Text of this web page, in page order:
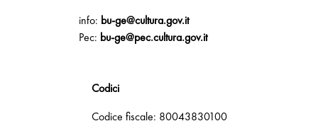
info: bu-ge@cultura.gov.it
Pec: bu-ge@pec.cultura.gov.it
Codici
Codice fiscale: 80043830100